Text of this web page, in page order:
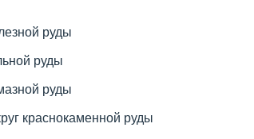
руды
руды
руды
краснокаменной руды